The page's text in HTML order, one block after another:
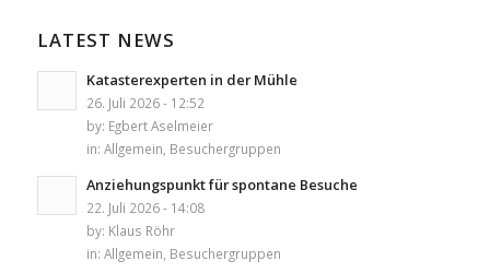
LATEST NEWS
Katasterexperten in der Mühle
26. Juli 2026 - 12:52
by: Egbert Aselmeier
in: Allgemein Besuchergruppen
Anziehungspunkt für spontane Besuche
22. Juli 2026 - 14:08
by: Klaus Röhr
in: Allgemein Besuchergruppen